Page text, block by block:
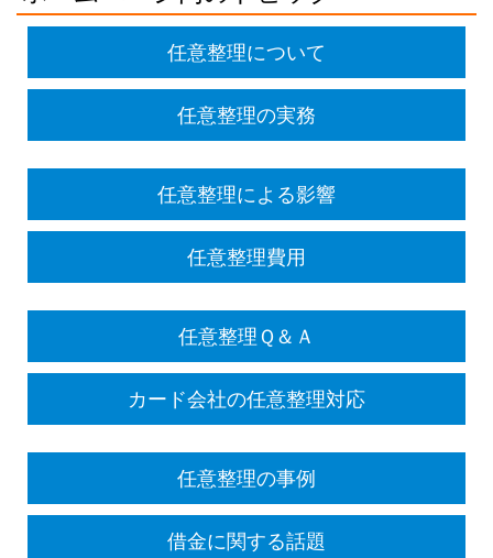
任意整理について
任意整理の実務
任意整理による影響
任意整理費用
任意整理Ｑ＆Ａ
カード会社の任意整理対応
任意整理の事例
借金に関する話題